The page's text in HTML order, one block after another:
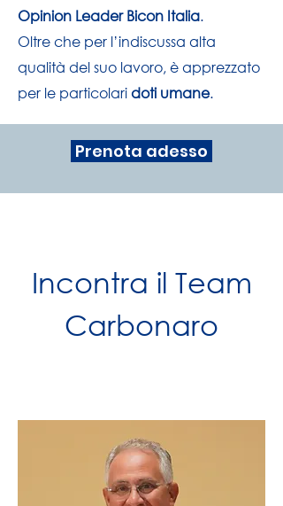
Opinion Leader Bicon Italia.
Oltre che per l’indiscussa alta
qualità del suo lavoro, è apprezzato
per le particolaridoti umane.
Prenota adesso
Incontra il Team
Carbonaro